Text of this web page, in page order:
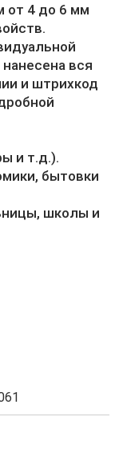
от 4 до 6 мм
вся
и штрихкод
и т.д.).
бытовки
школы и